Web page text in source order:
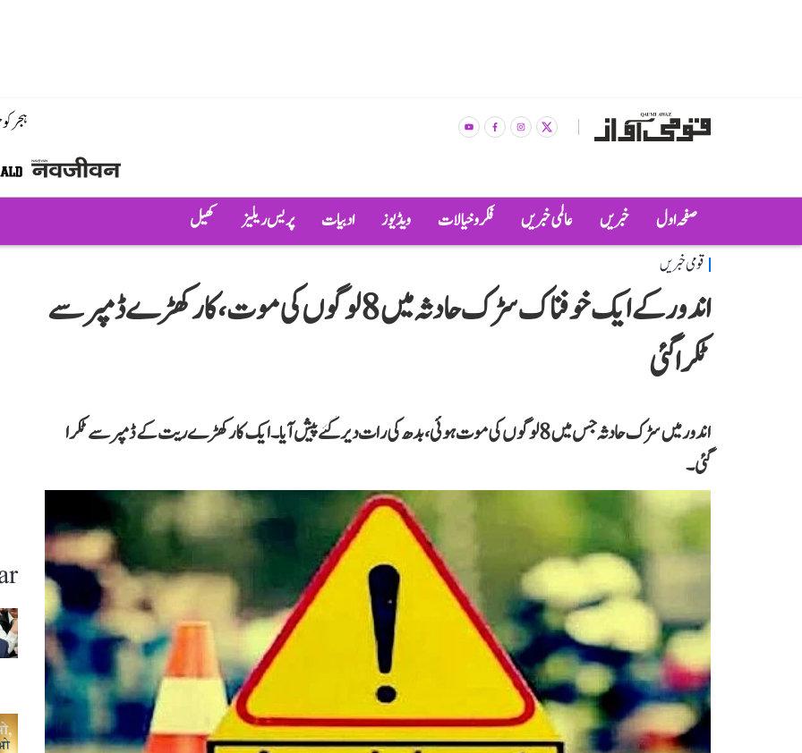
ہجر
صفحہ اول خبریں عالمی خبریں فکر و خیالات ویڈیوز ادبیات پریس ریلیز کھیل
قومی خبریں
اندور کے ایک خوفناک سڑک حادثہ میں 8 لوگوں کی موت، کار کھڑے ڈمپر سے
ٹکرا گئی
اندور میں سڑک حادثہ جس میں 8 لوگوں کی موت ہوئی، بدھ کی رات دیر گئے پیش آیا۔ ایک کار کھڑے ریت کے ڈمپر سے ٹکرا
گئی۔